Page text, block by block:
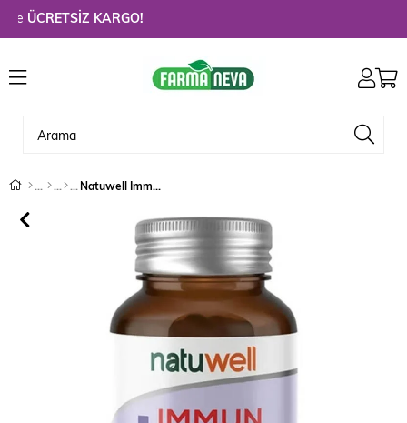
ÜCRETSİZ KARGO!
Natuwell Immun Aronia 60 Tablet